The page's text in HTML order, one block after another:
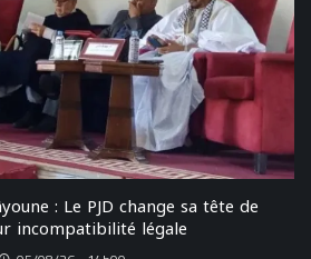
: Le PJD change sa tête de
incompatibilité légale